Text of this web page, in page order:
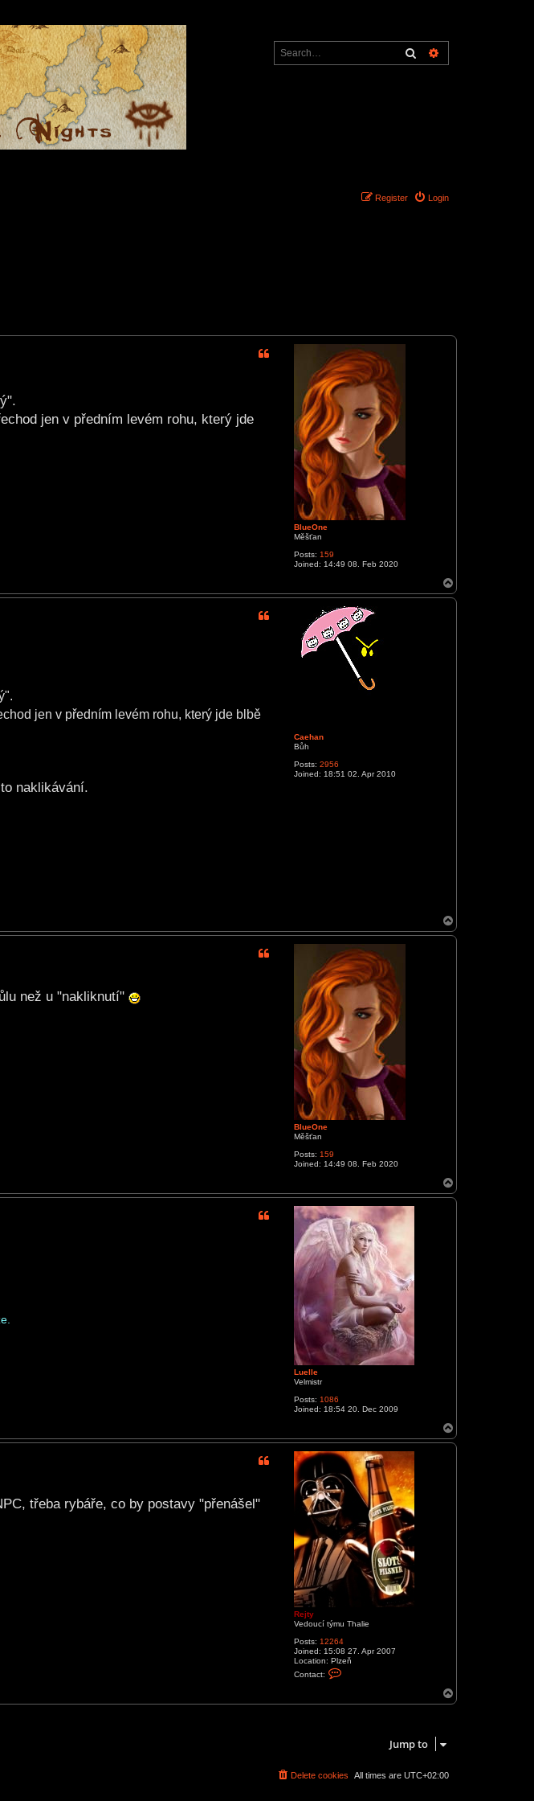
Search
Login
Register
BlueOne
Měšťan
Posts: 159
Joined: 14:49 08. Feb 2020
jen v předním levém rohu, který jde
o
p
Caehan
Bůh
Posts: 2956
Joined: 18:51 02. Apr 2010
jen v předním levém rohu, který jde blbě
naklikávání.
o
p
BlueOne
Měšťan
Posts: 159
Joined: 14:49 08. Feb 2020
než u "nakliknutí"
o
p
Luelle
Velmistr
Posts: 1086
Joined: 18:54 20. Dec 2009
o
p
Rejty
Vedoucí týmu Thalie
Posts: 12264
Joined: 15:08 27. Apr 2007
Location: Plzeň
Contact:
y
třeba rybáře, co by postavy "přenášel"
o
Jump to
All times are UTC+02:00
Delete cookies